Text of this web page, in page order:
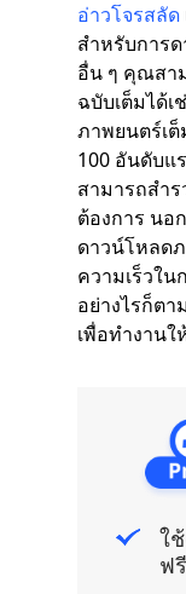
อ่าวโจรสลัด
สำหรับการ
อื่น ๆ คุณสา
ฉบับเต็มได้
ภาพยนตร์เ
100 อันดับ
สามารถสำ
ต้องการ นอ
ดาวน์โหลด
ความเร็วใ
อย่างไรก็ต
เพื่อทำงานใ
ใ
ฟรี